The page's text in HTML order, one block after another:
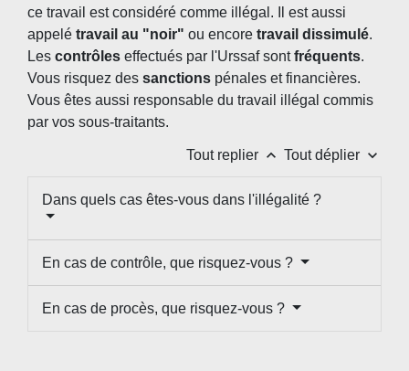
ce travail est considéré comme illégal. Il est aussi
appelé travail au "noir" ou encore travail dissimulé.
Les contrôles effectués par l'Urssaf sontfréquents.
Vous risquez des sanctions pénales et financières.
Vous êtes aussi responsable du travail illégal commis
par vos sous-traitants.
Tout replier keyboard_arrow_up Tout déplier keyboard_arrow_down
Dans quels cas êtes-vous dans l'illégalité ?
En cas de contrôle, que risquez-vous ?
En cas de procès, que risquez-vous ?